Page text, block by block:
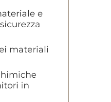
e
materiali
in